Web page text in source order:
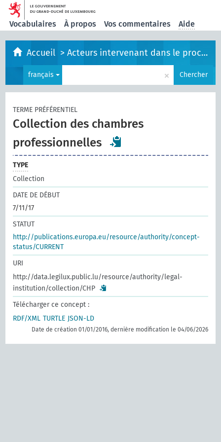
Vocabulaires À propos Vos commentaires Aide
Accueil >Acteurs intervenant dans le processus législatif
français × Chercher
TERME PRÉFÉRENTIEL
Collection des chambres
professionnelles
TYPE
Collection
DATE DE DÉBUT
7/11/17
STATUT
http://publications.europa.eu/resource/authority/concept-
status/CURRENT
URI
http://data.legilux.public.lu/resource/authority/legal-
institution/collection/CHP
Télécharger ce concept :
RDF/XML TURTLE JSON-LD
Date de création 01/01/2016, dernière modification le 04/06/2026